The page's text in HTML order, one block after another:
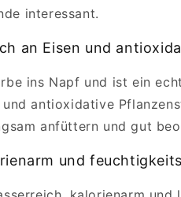
interessant.
an Eisen und
ins Napf und ist ein
und antioxidative
anfüttern und gut
und